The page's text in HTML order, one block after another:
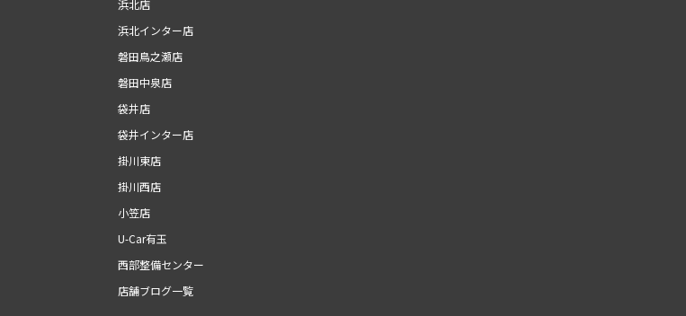
浜北店
浜北インター店
磐田鳥之瀬店
磐田中泉店
袋井店
袋井インター店
掛川東店
掛川西店
小笠店
U-Car有玉
西部整備センター
店舗ブログ一覧